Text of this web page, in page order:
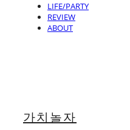
LIFE/PARTY
REVIEW
ABOUT
가치놀자